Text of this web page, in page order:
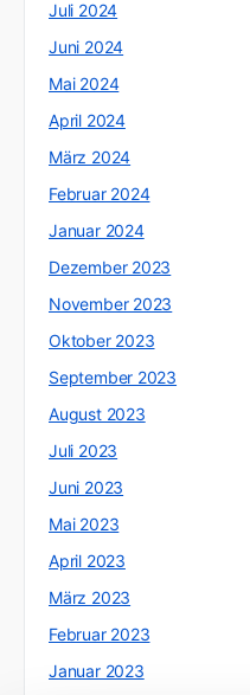
Juli 2024
Juni 2024
Mai 2024
April 2024
März 2024
Februar 2024
Januar 2024
Dezember 2023
November 2023
Oktober 2023
September 2023
August 2023
Juli 2023
Juni 2023
Mai 2023
April 2023
März 2023
Februar 2023
Januar 2023